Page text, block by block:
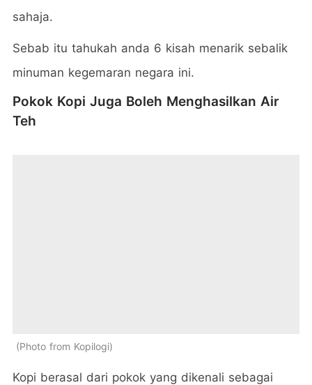
sahaja.
Sebab itu tahukah anda 6 kisah menarik sebalik
minuman kegemaran negara ini.
Pokok Kopi Juga Boleh Menghasilkan Air
Teh
Photo from Kopilogi
Kopi berasal dari pokok yang dikenali sebagai